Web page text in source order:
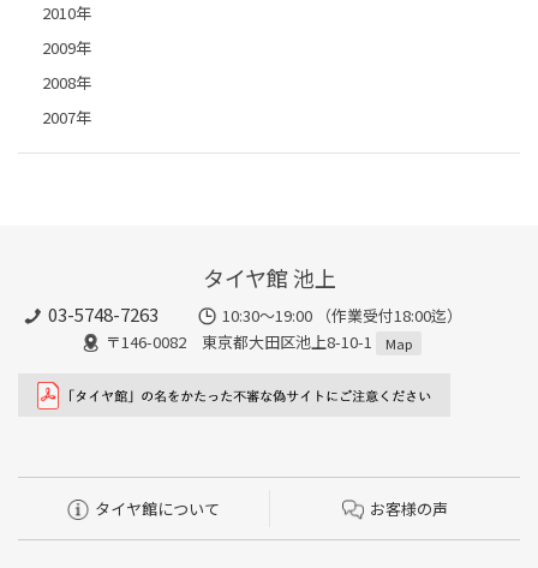
2010年
2009年
2008年
2007年
タイヤ館 池上
03-5748-7263
10:30～19:00 （作業受付18:00迄）
〒146-0082 東京都大田区池上8-10-1
Map
タイヤ館について お客様の声